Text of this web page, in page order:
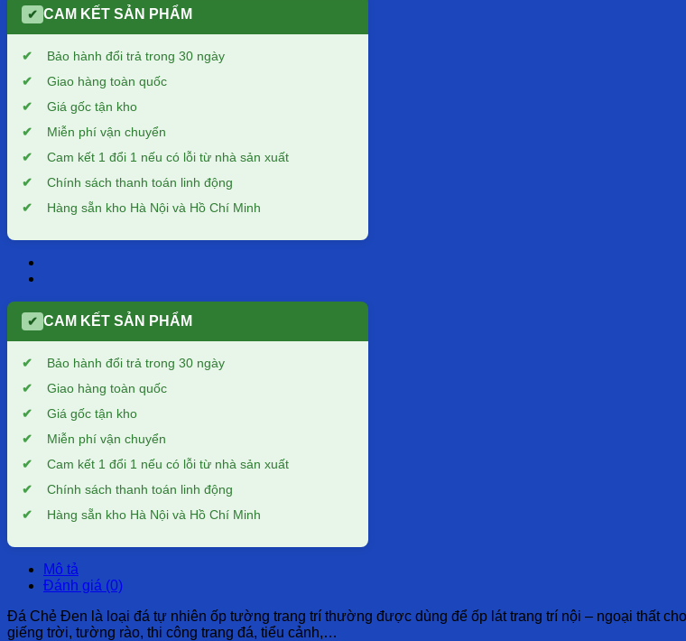
✔ CAM KẾT SẢN PHẨM
Bảo hành đổi trả trong 30 ngày
Giao hàng toàn quốc
Giá gốc tận kho
Miễn phí vận chuyển
Cam kết 1 đổi 1 nếu có lỗi từ nhà sản xuất
Chính sách thanh toán linh động
Hàng sẵn kho Hà Nội và Hồ Chí Minh
✔ CAM KẾT SẢN PHẨM
Bảo hành đổi trả trong 30 ngày
Giao hàng toàn quốc
Giá gốc tận kho
Miễn phí vận chuyển
Cam kết 1 đổi 1 nếu có lỗi từ nhà sản xuất
Chính sách thanh toán linh động
Hàng sẵn kho Hà Nội và Hồ Chí Minh
Mô tả
Đánh giá (0)
Đá Chẻ Đen là loại đá tự nhiên ốp tường trang trí thường được dùng để ốp lát trang trí nội – ngoại thất
giếng trời, tường rào, thi công trang đá, tiểu cảnh,…